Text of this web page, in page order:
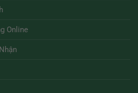
Online